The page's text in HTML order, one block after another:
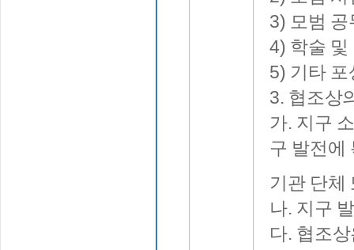
3) 모범 공
4) 학술 및
5) 기타
3. 협조상
가. 지구
구 발전에
기관 단체
나. 지구
다. 협조